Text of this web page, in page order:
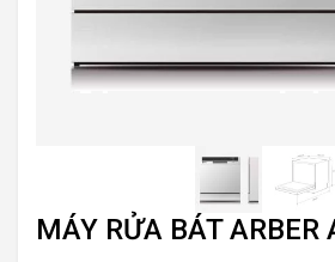
MÁY RỬA BÁT ARBER